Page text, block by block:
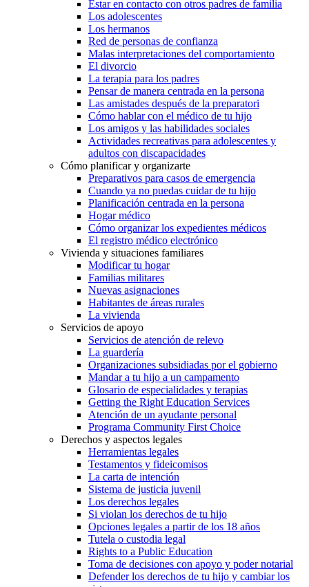
Estar en contacto con otros padres de familia
Los adolescentes
Los hermanos
Red de personas de confianza
Malas interpretaciones del comportamiento
El divorcio
La terapia para los padres
Pensar de manera centrada en la persona
Las amistades después de la preparatori
Cómo hablar con el médico de tu hijo
Los amigos y las habilidades sociales
Actividades recreativas para adolescentes y
adultos con discapacidades
Cómo planificar y organizarte
Preparativos para casos de emergencia
Cuando ya no puedas cuidar de tu hijo
Planificación centrada en la persona
Hogar médico
Cómo organizar los expedientes médicos
El registro médico electrónico
Vivienda y situaciones familiares
Modificar tu hogar
Familias militares
Nuevas asignaciones
Habitantes de áreas rurales
La vivienda
Servicios de apoyo
Servicios de atención de relevo
La guardería
Organizaciones subsidiadas por el gobierno
Mandar a tu hijo a un campamento
Glosario de especialidades y terapias
Getting the Right Education Services
Atención de un ayudante personal
Programa Community First Choice
Derechos y aspectos legales
Herramientas legales
Testamentos y fideicomisos
La carta de intención
Sistema de justicia juvenil
Los derechos legales
Si violan los derechos de tu hijo
Opciones legales a partir de los 18 años
Tutela o custodia legal
Rights to a Public Education
Toma de decisiones con apoyo y poder notarial
Defender los derechos de tu hijo y cambiar los